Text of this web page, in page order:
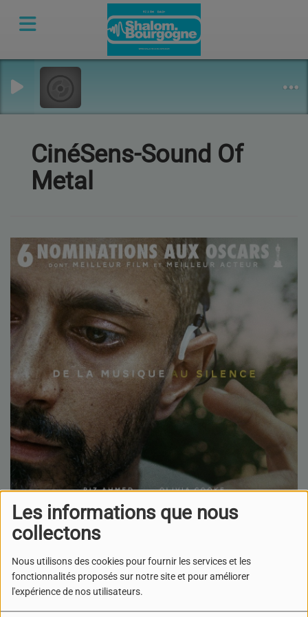
Les informations que nous
collectons
Nous utilisons des cookies pour fournir les services et les
fonctionnalités proposés sur notre site et pour améliorer
l'expérience de nos utilisateurs.
CinéSens-Sound Of
Metal